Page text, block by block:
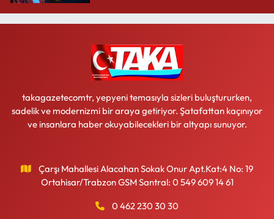
takagazetecomtr, yepyeni temasıyla sizleri buluştururken,
sadelik ve modernizmi bir araya getiriyor. Şatafattan kaçınıyor
ve insanlara haber okuyabilecekleri bir altyapı sunuyor.
Çarşı Mahallesi Alacahan Sokak Onur Apt.Kat:4 No: 19
Ortahisar/Trabzon GSM Santral: 0 549 609 14 61
0 462 230 30 30